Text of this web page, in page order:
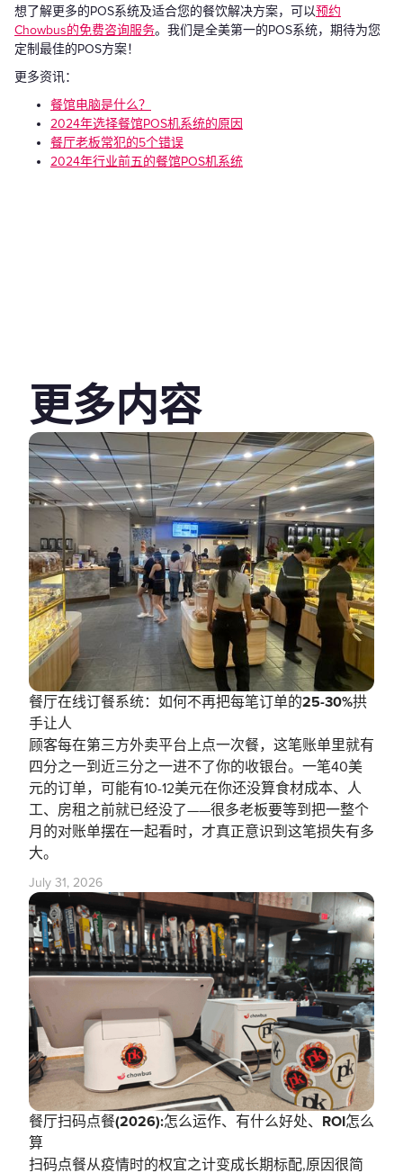
想了解更多的POS系统及适合您的餐饮解决方案，可以预约
Chowbus的免费咨询服务。我们是全美第一的POS系统，期待为您
定制最佳的POS方案！
更多资讯：
餐馆电脑是什么？
2024年选择餐馆POS机系统的原因
餐厅老板常犯的5个错误
2024年行业前五的餐馆POS机系统
更多内容
餐厅在线订餐系统：如何不再把每笔订单的25-30%拱
手让人
顾客每在第三方外卖平台上点一次餐，这笔账单里就有
四分之一到近三分之一进不了你的收银台。一笔40美
元的订单，可能有10-12美元在你还没算食材成本、人
工、房租之前就已经没了——很多老板要等到把一整个
月的对账单摆在一起看时，才真正意识到这笔损失有多
大。
July 31, 2026
餐厅扫码点餐(2026):怎么运作、有什么好处、ROI怎么
算
扫码点餐从疫情时的权宜之计变成长期标配,原因很简